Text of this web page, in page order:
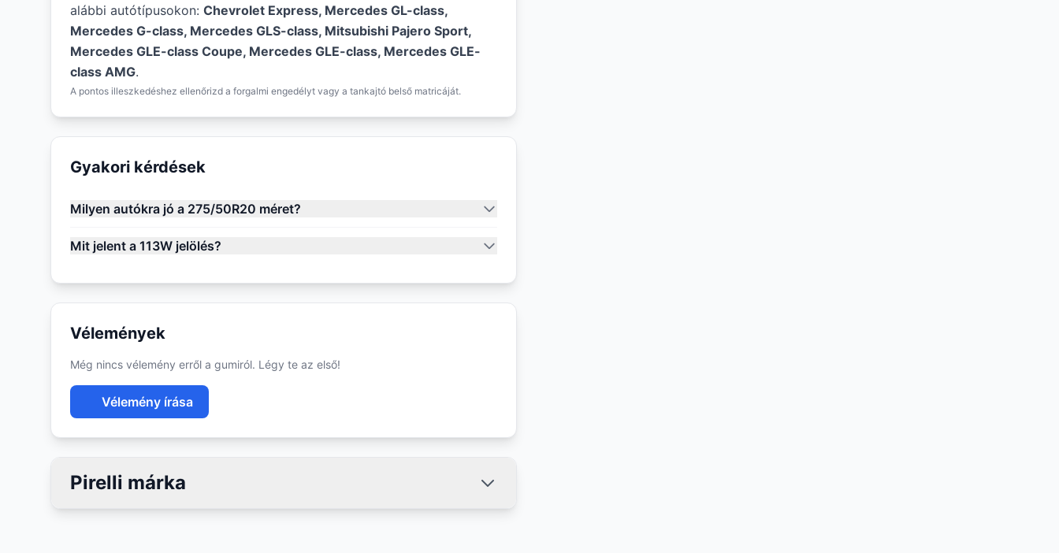
alábbi autótípusokon: Chevrolet Express, Mercedes GL-class,
Mercedes G-class, Mercedes GLS-class, Mitsubishi Pajero Sport,
Mercedes GLE-class Coupe, Mercedes GLE-class, Mercedes GLE-
class AMG.
A pontos illeszkedéshez ellenőrizd a forgalmi engedélyt vagy a tankajtó belső matricáját.
Gyakori kérdések
Milyen autókra jó a 275/50R20 méret?
Mit jelent a 113W jelölés?
Vélemények
Még nincs vélemény erről a gumiról. Légy te az első!
Vélemény írása
Pirelli márka